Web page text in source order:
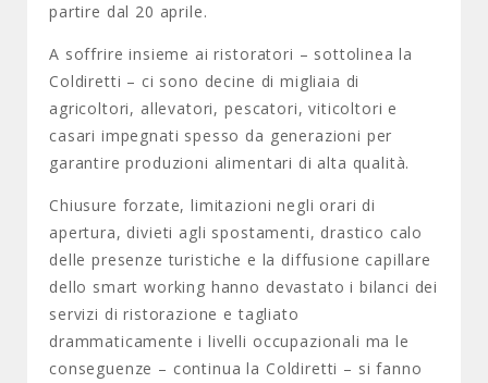
partire dal 20 aprile.
A soffrire insieme ai ristoratori – sottolinea la
Coldiretti – ci sono decine di migliaia di
agricoltori, allevatori, pescatori, viticoltori e
casari impegnati spesso da generazioni per
garantire produzioni alimentari di alta qualità.
Chiusure forzate, limitazioni negli orari di
apertura, divieti agli spostamenti, drastico calo
delle presenze turistiche e la diffusione capillare
dello smart working hanno devastato i bilanci dei
servizi di ristorazione e tagliato
drammaticamente i livelli occupazionali ma le
conseguenze – continua la Coldiretti – si fanno